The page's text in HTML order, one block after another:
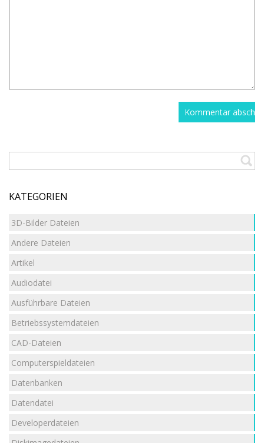
KATEGORIEN
3D-Bilder Dateien
Andere Dateien
Artikel
Audiodatei
Ausführbare Dateien
Betriebssystemdateien
CAD-Dateien
Computerspieldateien
Datenbanken
Datendatei
Developerdateien